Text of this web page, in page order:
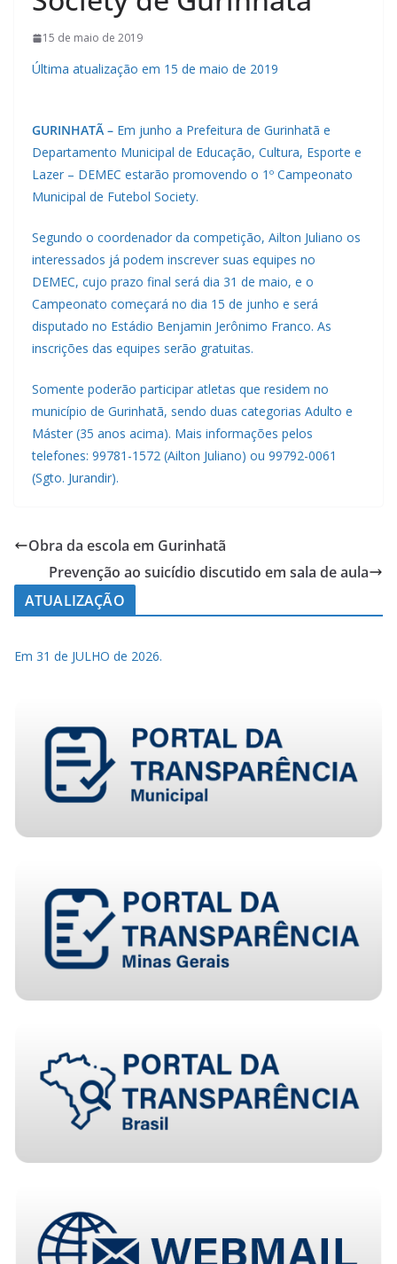
15 de maio de 2019
Última atualização em 15 de maio de 2019
GURINHATÃ – Em junho a Prefeitura de Gurinhatã e
Departamento Municipal de Educação, Cultura, Esporte e
Lazer – DEMEC estarão promovendo o 1º Campeonato
Municipal de Futebol Society.
Segundo o coordenador da competição, Ailton Juliano os
interessados já podem inscrever suas equipes no
DEMEC, cujo prazo final será dia 31 de maio, e o
Campeonato começará no dia 15 de junho e será
disputado no Estádio Benjamin Jerônimo Franco. As
inscrições das equipes serão gratuitas.
Somente poderão participar atletas que residem no
município de Gurinhatã, sendo duas categorias Adulto e
Máster (35 anos acima). Mais informações pelos
telefones: 99781-1572 (Ailton Juliano) ou 99792-0061
(Sgto. Jurandir).
Obra da escola em Gurinhatã
Prevenção ao suicídio discutido em sala de aula
ATUALIZAÇÃO
Em 31 de JULHO de 2026.